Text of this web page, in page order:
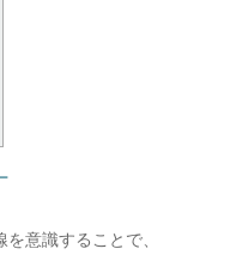
意識することで、